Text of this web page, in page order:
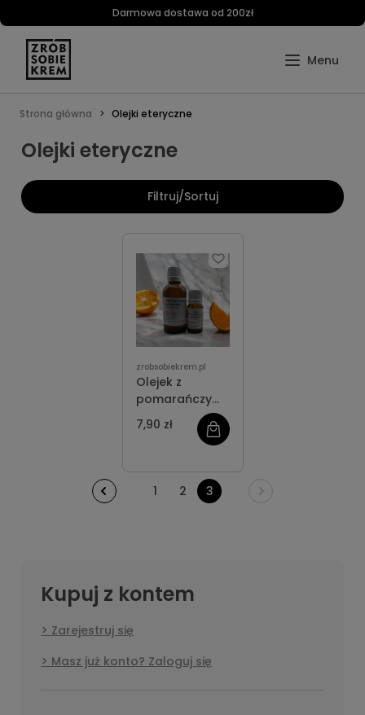
Darmowa dostawa od 200zł
Strona główna Olejki eteryczne
Olejki eteryczne
Filtruj/Sortuj
zrobsobiekrem.pl
Olejek z
pomarańczy
słodkiej
ORGANICZNY
7,90 zł
1 2 3
Kupuj z kontem
Zarejestruj się
Masz już konto? Zaloguj się